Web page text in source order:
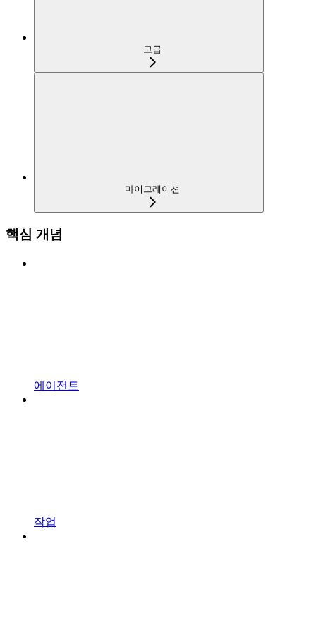
고급
마이그레이션
핵심 개념
에이전트
작업